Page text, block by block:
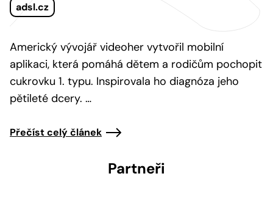
adsl.cz
Americký vývojář videoher vytvořil mobilní
aplikaci, která pomáhá dětem a rodičům pochopit
cukrovku 1. typu. Inspirovala ho diagnóza jeho
pětileté dcery. …
Přečíst celý článek
Partneři